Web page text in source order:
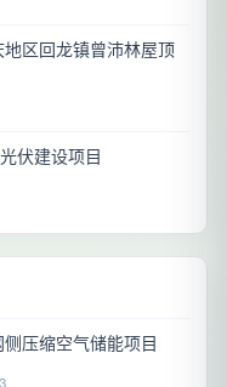
区回龙镇曾沛林屋顶
伏建设项目
压缩空气储能项目